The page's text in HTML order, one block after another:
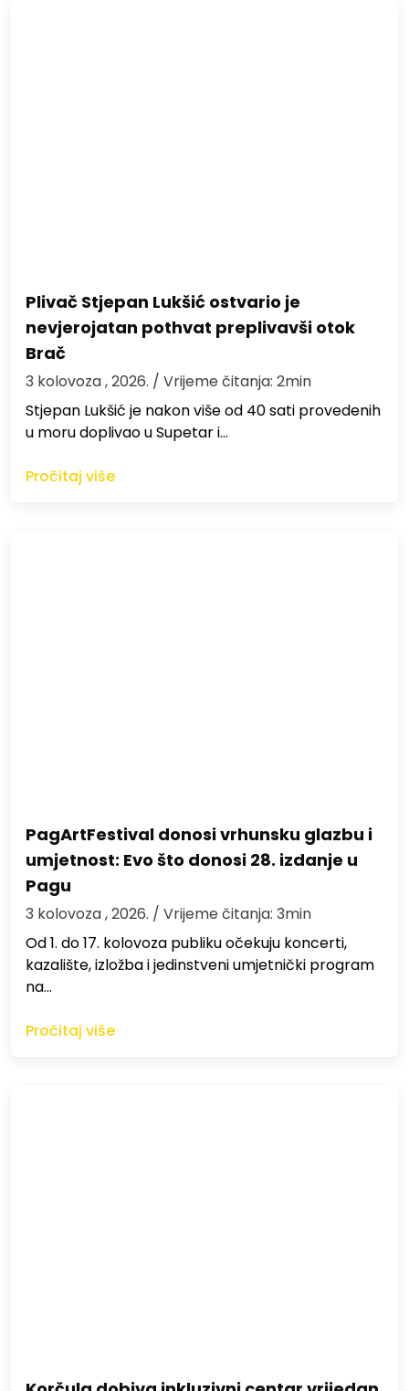
Plivač Stjepan Lukšić ostvario je
nevjerojatan pothvat preplivavši otok
Brač
3 kolovoza , 2026. / Vrijeme čitanja: 2min
St​jepan Lukšić je nakon više od 40 sati provedenih
u moru doplivao u Supetar i…
Pročitaj više
PagArtFestival donosi vrhunsku glazbu i
umjetnost: Evo što donosi 28. izdanje u
Pagu
3 kolovoza , 2026. / Vrijeme čitanja: 3min
Od 1. do 17. kolovoza publiku očekuju koncerti,
kazalište, izložba i jedinstveni umjetnički program
na…
Pročitaj više